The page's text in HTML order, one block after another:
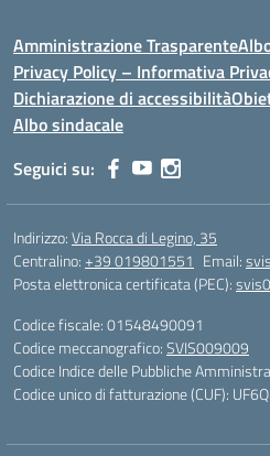
Amministrazione Trasparente
Privacy Policy – Informativa
Dichiarazione di accessibilità
Albo sindacale
Seguici su:
Indirizzo:Via Rocca di Legino, 35
Centralino:+39 019801551 Email:
Posta elettronica certificata (PEC):
Codice fiscale: 01548490091
Codice meccanografico:SVIS009009
Codice Indice delle Pubbliche
Codice unico di fatturazione (CUF):